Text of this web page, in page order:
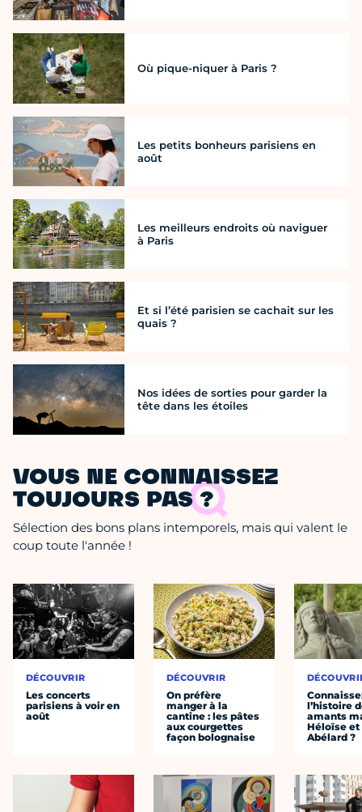
Où pique-niquer à Paris ?
Les petits bonheurs parisiens en
août
Les meilleurs endroits où naviguer
à Paris
Et si l’été parisien se cachait sur les
quais ?
Nos idées de sorties pour garder la
tête dans les étoiles
VOUS NE CONNAISSEZ
TOUJOURS PAS ?
Sélection des bons plans intemporels, mais qui valent le
coup toute l'année !
DÉCOUVRIR
Les concerts
parisiens à voir en
août
DÉCOUVRIR
On préfère
manger à la
cantine : les pâtes
aux courgettes
façon bolognaise
l’histoire
amants
Héloïse et
Abélard ?